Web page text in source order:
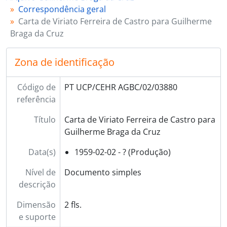
[Documento simples] 03883 - Cartão de Adérito Sedas Nunes para Guilherme Braga da Cruz, 1959-02-07 - ?
[Documento simples] 03884 - Carta de António Pereira Coutinho para Guilherme Braga da Cruz, 1959-02-08 - ?
[Documento simples] 03885 - Cartão de António Botelho para Guilherme Braga da Cruz, 1959-02-10 - ?
[Documento simples] 03888 - Carta de D. José Pedro [da Silva], bispo de Tiava e auxiliar de Lisboa, para Guilherme Braga da Cruz, 1959-02-12 - ?
[Documento simples] 03889 - Carta de Adriano Vaz Serra para Guilherme Braga da Cruz, 1959-02-13 - ?
[Documento simples] 03890 - Carta de Luis Legaz para Guilherme Braga da Cruz, 1959-02-18 - ?
[Documento simples] 03891 - Carta de Álvaro d'Ors para Guilherme Braga da Cruz, 1959-02-18 - ?
[Documento simples] 03892 - Cópia de carta de Guilherme Braga da Cruz para Simeão Pinto de Mesquita, 1959-02-19 - ?
[Documento simples] 03893 - Carta de Adriano Sanches Afonso para Guilherme Braga da Cruz, 1959-02-19 - ?
[Documento simples] 03894 - Carta de Domingos de Sousa e Holstein-Beck para Guilherme Braga da Cruz, 1959-02-20 - ?
[Documento simples] 03895 - Carta de Guilherme [?] para Guilherme Braga da Cruz, 1959-02-21 - ?
[Documento simples] 03897 - Carta de Adriano Vaz Serra para Guilherme Braga da Cruz, 1959-02-23 - ?
[Documento simples] 03898 - Carta de João Abel Saraiva para Guilherme Braga da Cruz, 1959-02-27 - ?
[Documento simples] 03899 - Carta de Arlindo Gonçalves da Rocha para Guilherme Braga da Cruz, 1959-02-27 - ?
[Documento simples] 03900 - Carta do padre José do Patrocínio Bacelar e Oliveira para Guilherme Braga da Cruz, 1959-03-01 - ?
[Documento simples] 03901 - Carta do padre Paulo Durão para Guilherme Braga da Cruz, 1959-03-01 - ?
Correspondência geral
Carta de Viriato Ferreira de Castro para Guilherme
Braga da Cruz
Zona de identificação
Código de
referência
PT UCP/CEHR AGBC/02/03880
Título
Carta de Viriato Ferreira de Castro para
Guilherme Braga da Cruz
Data(s)
1959-02-02 - ? (Produção)
Nível de
descrição
Documento simples
Dimensão
e suporte
2 fls.